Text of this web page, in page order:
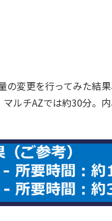
の変更を行ってみた結
ルチAZでは約30分。